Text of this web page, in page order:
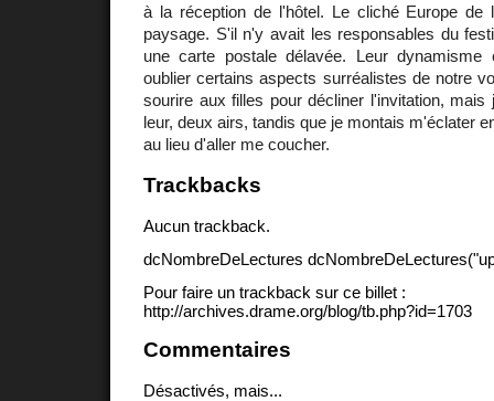
à la réception de l'hôtel. Le cliché Europe de
paysage. S'il n'y avait les responsables du
une carte postale délavée. Leur dynamisme
oublier certains aspects surréalistes de notre
sourire aux filles pour décliner l'invitation, mais
leur, deux airs, tandis que je montais m'éclater
au lieu d'aller me coucher.
Trackbacks
Aucun trackback.
dcNombreDeLectures
Pour faire un trackback sur ce billet :
http://archives.drame.org/blog/tb.php?id=1703
Commentaires
Désactivés, mais...